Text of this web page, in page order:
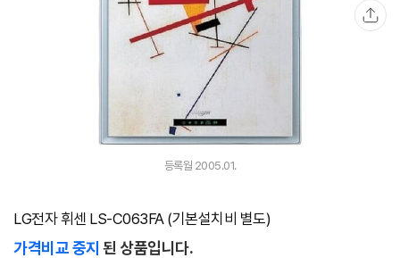
관
심
등록월 2005.01.
LG전자 휘센 LS-C063FA (기본설치비 별도)
가격비교 중지 된 상품입니다.